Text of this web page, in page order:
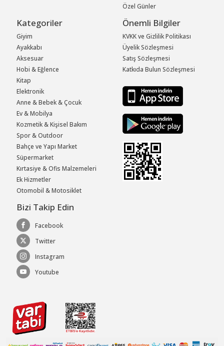
Özel Günler
Kategoriler
Giyim
Ayakkabı
Aksesuar
Hobi & Eğlence
Kitap
Elektronik
Anne & Bebek & Çocuk
Ev & Mobilya
Kozmetik & Kişisel Bakım
Spor & Outdoor
Bahçe ve Yapı Market
Süpermarket
Kırtasiye & Ofis Malzemeleri
Ek Hizmetler
Otomobil & Motosiklet
Önemli Bilgiler
KVKK ve Gizlilik Politikası
Üyelik Sözleşmesi
Satış Sözleşmesi
Katkıda Bulun Sözleşmesi
Bizi Takip Edin
Facebook
Twitter
Instagram
Youtube